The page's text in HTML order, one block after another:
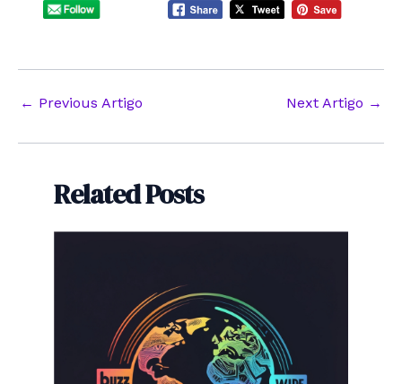
Post
← Previous Artigo Next Artigo →
Related Posts